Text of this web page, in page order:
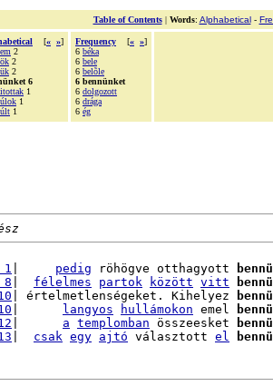
Table of Contents| Words: Alphabetical-
[« »]
2
2
2
6
1
1
1
Frequency [« »]
6 béka
6 bele
6 belõle
6 bennünket
6 dolgozott
6 drága
6 ég
1
pedig röhögve otthagyott
8
félelmes partok között vitt
| értelmetlenségeket. Kihelyez
langyos hullámokon emel
a templomban összeesket
csak egy ajtó választott el